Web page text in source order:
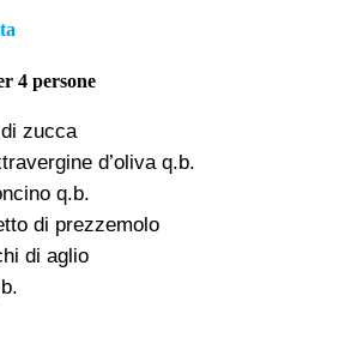
4 persone
zucca
d’oliva q.b.
q.b.
di prezzemolo
di aglio